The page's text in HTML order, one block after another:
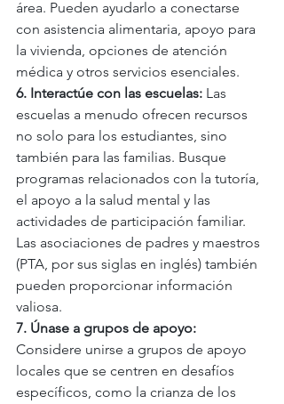
área. Pueden ayudarlo a conectarse
con asistencia alimentaria, apoyo para
la vivienda, opciones de atención
médica y otros servicios esenciales.
6. Interactúe con las escuelas: Las
escuelas a menudo ofrecen recursos
no solo para los estudiantes, sino
también para las familias. Busque
programas relacionados con la tutoría,
el apoyo a la salud mental y las
actividades de participación familiar.
Las asociaciones de padres y maestros
(PTA, por sus siglas en inglés) también
pueden proporcionar información
valiosa.
7. Únase a grupos de apoyo:
Considere unirse a grupos de apoyo
locales que se centren en desafíos
específicos, como la crianza de los